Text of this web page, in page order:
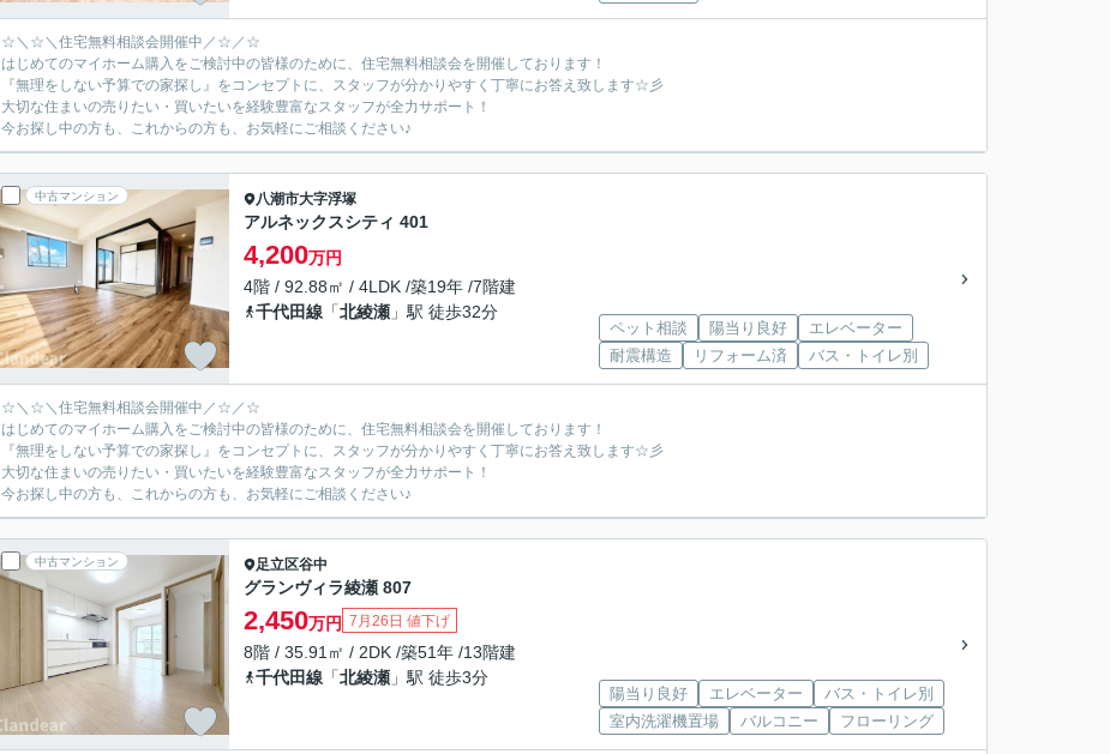
☆＼☆＼住宅無料相談会開催中／☆／☆
はじめてのマイホーム購入をご検討中の皆様のために、住宅無料相談会を開催しております！
『無理をしない予算での家探し』をコンセプトに、スタッフが分かりやすく丁寧にお答え致します☆彡
大切な住まいの売りたい・買いたいを経験豊富なスタッフが全力サポート！
今お探し中の方も、これからの方も、お気軽にご相談ください♪
中古マンション 八潮市大字浮塚
アルネックスシティ 401
4,200万円
4階 / 92.88㎡ / 4LDK /築19年 /7階建
千代田線 「北綾瀬 」駅 徒歩32分
ペット相談 陽当り良好
エレベーター
耐震構造
リフォーム済 バス・トイレ別
☆＼☆＼住宅無料相談会開催中／☆／☆
はじめてのマイホーム購入をご検討中の皆様のために、住宅無料相談会を開催しております！
『無理をしない予算での家探し』をコンセプトに、スタッフが分かりやすく丁寧にお答え致します☆彡
大切な住まいの売りたい・買いたいを経験豊富なスタッフが全力サポート！
今お探し中の方も、これからの方も、お気軽にご相談ください♪
中古マンション 足立区谷中
グランヴィラ綾瀬 807
2,450万円 7月26日 値下げ
8階 / 35.91㎡ / 2DK /築51年 /13階建
千代田線 「北綾瀬 」駅 徒歩3分
陽当り良好 エレベーター
バス・トイレ別
室内洗濯機置場
バルコニー フローリング